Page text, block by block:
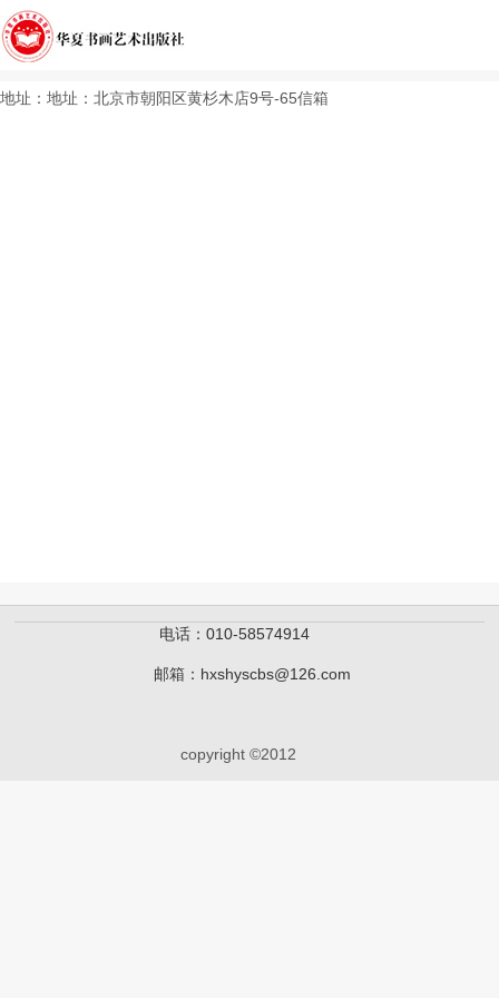
地址：地址：北京市朝阳区黄杉木店9号-65信箱
电话：010-58574914
邮箱：hxshyscbs@126.com
copyright ©2012